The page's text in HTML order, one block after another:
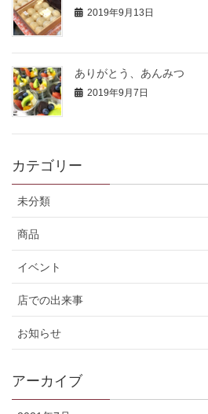
2019年9月13日
ありがとう、あんみつ
2019年9月7日
カテゴリー
未分類
商品
イベント
店での出来事
お知らせ
アーカイブ